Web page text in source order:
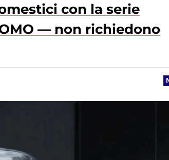
con la serie
— non richiedono